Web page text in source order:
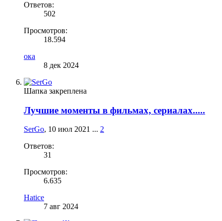
Ответов:
502
Просмотров:
18.594
ока
8 дек 2024
Шапка закреплена
Лучшие моменты в фильмах, сериалах.....
SerGo, 10 июл 2021 ... 2
Ответов:
31
Просмотров:
6.635
Hatice
7 авг 2024